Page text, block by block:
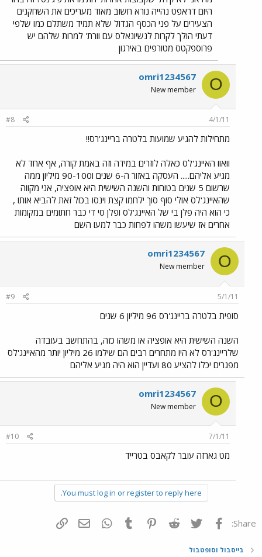
היום דראפט נהייה נורא חשוב מאוד מעריכים את השחקנים
הצעירים על פני הכסף הגדול שלא תמיד משתלם כמו שלפי
דעתי הולך לקרות לנשיונאלס עם וורת' למרות שלהם יש
פרוספקטס מטורפים באירגון
O
omri1234567
New member
4/1/11
#8
מתחילות להגיע שמועות בלטרה בריינג'רס!!
וואוו האיינג'לס כאלה לוזרים במידה וזה באמת קורה, אף אחד לא
מגיע אליהם..... העסקה באזור ה-6 שנים ו90-100 מיליון ממה
שרשום 5 שנים בטוחות והשנה השישית היא אופציה, אני מקווה
שהאיינג'לס אולי סוף סוך ילחמו קצת וינסו בכול זאת להביא אותו ,
כי הוא היה פלן בי של האיינג'לס ופלן סי די כבר חתומים במקומות
אחרים אז שיעשו משהו לפחות כבר למעו השם
O
omri1234567
New member
5/1/11
#9
סופית בלטרה בריינג'רס 96 מיליון 6 שנים
השנה השישית היא אופציה או משהו כזה, בהתחשב בעובדה
שלריינג'רס לא היו מתחרים רבים הם שילמו 26 מיליון יותר מהאיינג'לס
מפגרים יכלו להציע 80 ועדיין הוא היה מגיע אליהם
O
omri1234567
New member
7/1/11
#10
מט גארזה עובר לקאבס בטרייד
You must log in or register to reply here.
Share: פייסבוק Twitter
Reddit
Pinterest
Tumblr
WhatsAppדואר אלקטרוני
בייסבול וסופטבול